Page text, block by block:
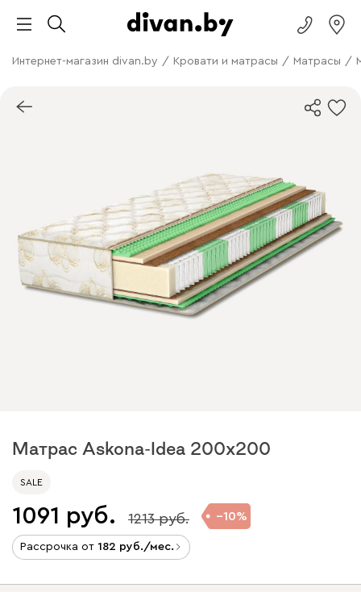
Интернет-магазин divan.by / Кровати и матрасы / Матрасы /
Матрас Askona-Idea 200x200
SALE
1091 1213 10
Рассрочка от 182 /мес.